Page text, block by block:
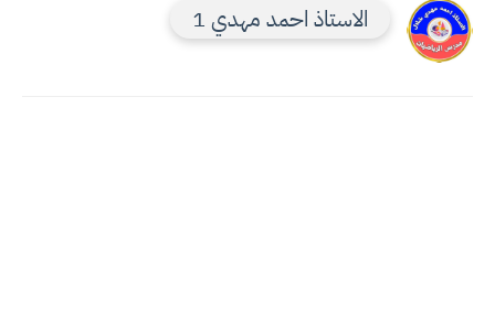
الاستاذ احمد مهدي 1